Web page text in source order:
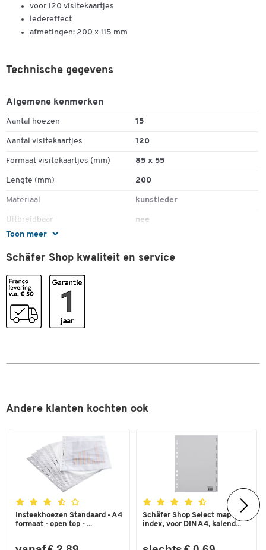
voor 120 visitekaartjes
ledereffect
afmetingen: 200 x 115 mm
Toon meer
Technische gegevens
Algemene kenmerken
Aantal hoezen 15
Aantal visitekaartjes 120
Formaat visitekaartjes (mm) 85 x 55
Lengte (mm) 200
Materiaal kunstleder
Uitbreidbaar nee
Uitvoering
Kleur
Afmetingen
Breedte (mm)
Schäfer Shop kwaliteit en service
Andere klanten kochten ook
Insteekhoezen Standaard - A4
formaat - open top - ...
Schäfer Shop Select map
index, voor DIN A4, kalend...
Dubbelklik om in te zoomen